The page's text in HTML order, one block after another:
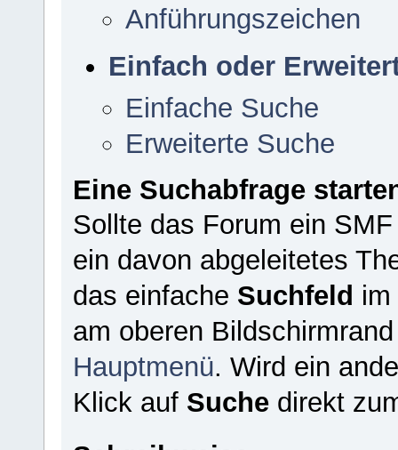
Anführungszeichen
Einfach oder
Einfache Suche
Erweiterte Suche
Eine Suchabfrage
Sollte das Forum ein
ein davon abgeleitetes
das einfache Suchfeld
am oberen
Hauptmenü. Wird ein
Klick auf Suchedirekt